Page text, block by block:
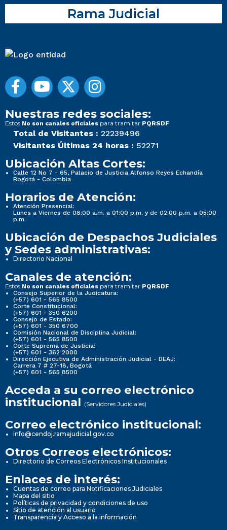
Rama Judicial
Nuestras redes sociales:
Estos No son canales oficiales para tramitar PQRSDF
Total de Visitantes : 22239496
Visitantes Últimas 24 horas : 52271
Ubicación Altas Cortes:
Calle 12 No 7 - 65, Palacio de Justicia Alfonso Reyes Echandía
Bogotá - Colombia
Horarios de Atención:
Atención Presencial:
Lunes a Viernes de 08:00 a.m. a 01:00 p.m. y de 02:00 p.m. a 05:00
p.m.
Ubicación de Despachos Judiciales
y Sedes administrativas:
Directorio Nacional
Canales de atención:
Estos No son canales oficiales para tramitar PQRSDF
Consejo Superior de la Judicatura:
(+57) 601 - 565 8500
Corte Constitucional:
(+57) 601 - 350 6200
Consejo de Estado:
(+57) 601 - 350 6700
Comisión Nacional de Disciplina Judicial:
(+57) 601 - 565 8500
Corte Suprema de Justicia:
(+57) 601 - 362 2000
Dirección Ejecutiva de Administración Judicial - DEAJ:
Carrera 7 # 27-18, Bogotá
(+57) 601 - 565 8500
Acceda a su correo electrónico
institucional (Servidores Judiciales)
Correo electrónico institucional:
info@cendoj.ramajudicial.gov.co
Otros Correos electrónicos:
Directorio de Correos Electrónicos Institucionales
Enlaces de interés:
Cuentas de correo para Notificaciones Judiciales
Mapa del sitio
Políticas de privacidad y condiciones de uso
Sitio de atención al usuario
Transparencia y Acceso a la información